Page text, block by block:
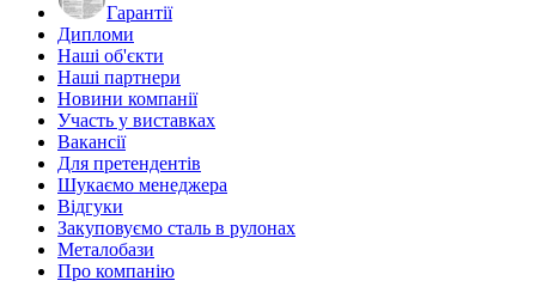
Гарантії
Дипломи
Наші об'єкти
Наші партнери
Новини компанії
Участь у виставках
Вакансії
Для претендентів
Шукаємо менеджера
Відгуки
Закуповуємо сталь в рулонах
Металобази
Про компанію